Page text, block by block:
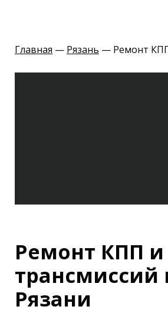
Главная — Рязань — Ремонт
Ремонт КПП и
трансмиссий
Рязани